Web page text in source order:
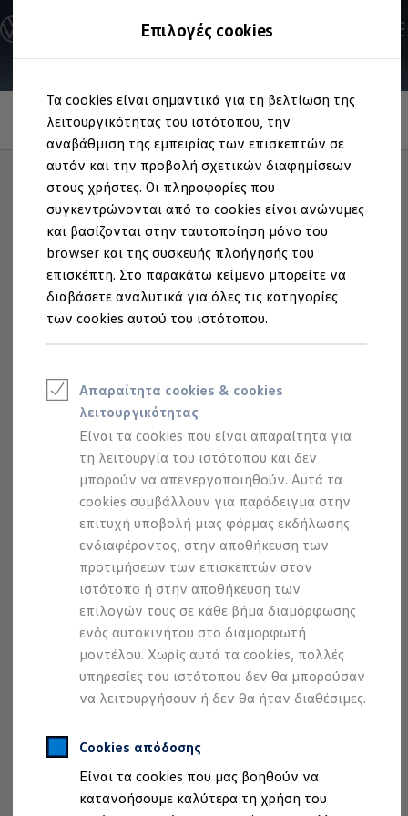
Επιλογές cookies
Τα cookies είναι σημαντικά για τη βελτίωση της
λειτουργικότητας του ιστότοπου, την
αναβάθμιση της εμπειρίας των επισκεπτών σε
αυτόν και την προβολή σχετικών διαφημίσεων
στους χρήστες. Οι πληροφορίες που
συγκεντρώνονται από τα cookies είναι ανώνυμες
και βασίζονται στην ταυτοποίηση μόνο του
browser και της συσκευής πλοήγησής του
επισκέπτη. Στο παρακάτω κείμενο μπορείτε να
διαβάσετε αναλυτικά για όλες τις κατηγορίες
των cookies αυτού του ιστότοπου.
Απαραίτητα cookies & cookies
λειτουργικότητας
Είναι τα cookies που είναι απαραίτητα για
τη λειτουργία του ιστότοπου και δεν
μπορούν να απενεργοποιηθούν. Αυτά τα
cookies συμβάλλουν για παράδειγμα στην
επιτυχή υποβολή μιας φόρμας εκδήλωσης
ενδιαφέροντος, στην αποθήκευση των
προτιμήσεων των επισκεπτών στον
ιστότοπο ή στην αποθήκευση των
επιλογών τους σε κάθε βήμα διαμόρφωσης
ενός αυτοκινήτου στο διαμορφωτή
μοντέλου. Χωρίς αυτά τα cookies, πολλές
υπηρεσίες του ιστότοπου δεν θα μπορούσαν
να λειτουργήσουν ή δεν θα ήταν διαθέσιμες.
Cookies απόδοσης
Είναι τα cookies που μας βοηθούν να
κατανοήσουμε καλύτερα τη χρήση του
στο
περιεχόμενο
στο
footer
Ανακαλύψτε τα Μοντέλα
Διαμορφώστε το Volkswagen σας
Επαγγελματικά Οχήματα Volkswagen
Ηλεκτρικά & eHybrid μοντέλα
Ηλεκτρικά μοντέλα
ID.3 Neo
Νέο ID. Polo
ID.4
ID.4 GTX
ID.5
ID.5 GTX
ID.7
ID.7 GTX
ID. Buzz
ID. Buzz Cargo
ID. CROSS
eHybrid μοντέλα
Golf GTE
Νέο Tayron ehybrid
e-Tools για ηλεκτρικά αυτοκίνητα
Προσομοιωτής αυτονομίας
Προσομοιωτής χρόνου φόρτισης
Προσομοιωτής κόστους φόρτισης
ID. Ενημερώσεις λογισμικού
We Charge - Υπηρεσία Φόρτισης
Εύρεση δημόσιων σημείων φόρτισης
ID. Charger
Ενημέρωση ID.
Πλατφόρμα MEB
Μύθοι & Αλήθειες για την ηλεκτροκίνηση
Πού μπορώ να φορτίσω;
Πόσο μακριά μπορώ να φτάσω;
Πώς μπορώ να πληρώσω;
Πώς μπορώ να φορτίσω;
Η αντλία θερμότητας στα ID.
Η λειτουργία ανάκτησης ενέργειας κατά την
Το σύστημα πέδησης στα ID.
Διαθέσιμα νέα και μεταχειρισμένα αυτοκίνητα
Διαθέσιμα νέα αυτοκίνητα
Χρηματοδότηση και Leasing
Volkswagen Easy Living
Χρηματοδότηση Auto Credit
Χρηματοδότηση Classic Credit
Καινοτόμες Τεχνολογίες
Σύστημα αυτόματης ρύθμισης απόστασης
ACC και Front Assist
Διατηρεί την
απόσταση.Και τα όρια
ταχύτητας.